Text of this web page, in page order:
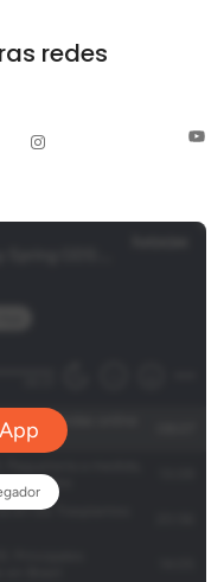
redes